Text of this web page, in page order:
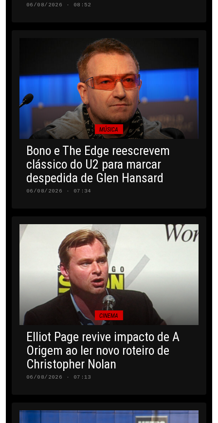
06/08/2026 · 08:52
MÚSICA
Bono e The Edge reescrevem
clássico do U2 para marcar
despedida de Glen Hansard
06/08/2026 · 07:34
CINEMA
Elliot Page revive impacto de A
Origem ao ler novo roteiro de
Christopher Nolan
06/08/2026 · 07:13